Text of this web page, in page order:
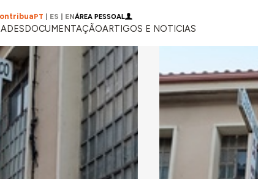
PT ES ENÁREA PESSOAL
DOCUMENTAÇÃOARTIGOS E NOTICIAS